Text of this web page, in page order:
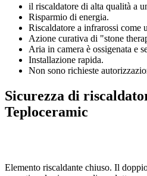
il riscaldatore di alta qualità a
Risparmio di energia.
Riscaldatore a infrarossi come
Azione curativa di "stone
Aria in camera è ossigenata e
Installazione rapida.
Non sono richieste
Sicurezza di
Teploceramic
Elemento riscaldante chiuso. Il